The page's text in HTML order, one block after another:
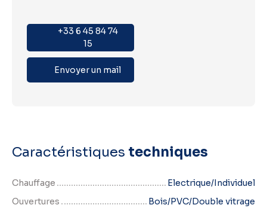
+33 6 45 84 74
15
Envoyer un mail
Caractéristiques techniques
Chauffage
Electrique/Individuel
Ouvertures
Bois/PVC/Double vitrage